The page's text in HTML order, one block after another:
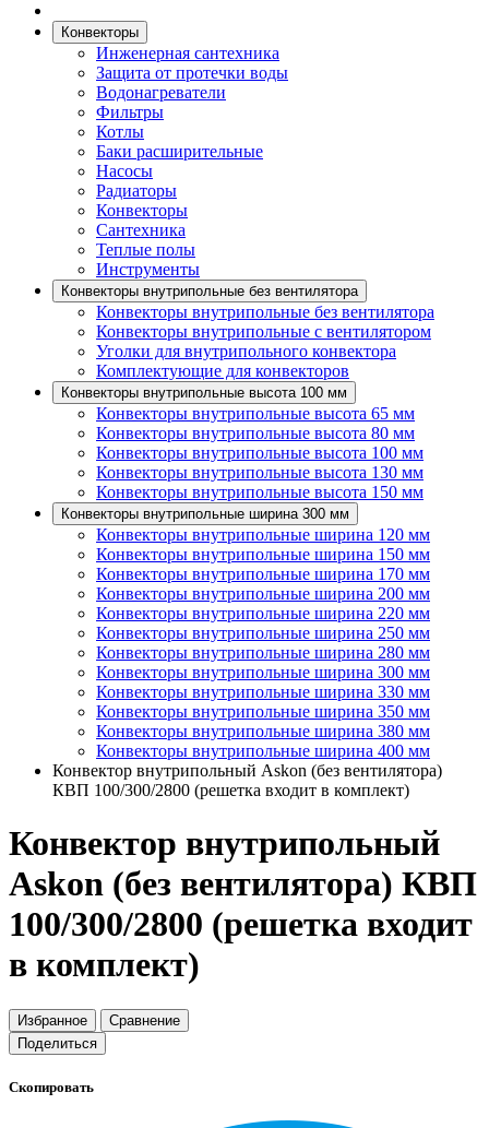
Конвекторы
Инженерная сантехника
Защита от протечки воды
Водонагреватели
Фильтры
Котлы
Баки расширительные
Насосы
Радиаторы
Конвекторы
Сантехника
Теплые полы
Инструменты
Конвекторы внутрипольные без вентилятора
Конвекторы внутрипольные без вентилятора
Конвекторы внутрипольные с вентилятором
Уголки для внутрипольного конвектора
Комплектующие для конвекторов
Конвекторы внутрипольные высота 100 мм
Конвекторы внутрипольные высота 65 мм
Конвекторы внутрипольные высота 80 мм
Конвекторы внутрипольные высота 100 мм
Конвекторы внутрипольные высота 130 мм
Конвекторы внутрипольные высота 150 мм
Конвекторы внутрипольные ширина 300 мм
Конвекторы внутрипольные ширина 120 мм
Конвекторы внутрипольные ширина 150 мм
Конвекторы внутрипольные ширина 170 мм
Конвекторы внутрипольные ширина 200 мм
Конвекторы внутрипольные ширина 220 мм
Конвекторы внутрипольные ширина 250 мм
Конвекторы внутрипольные ширина 280 мм
Конвекторы внутрипольные ширина 300 мм
Конвекторы внутрипольные ширина 330 мм
Конвекторы внутрипольные ширина 350 мм
Конвекторы внутрипольные ширина 380 мм
Конвекторы внутрипольные ширина 400 мм
Конвектор внутрипольный Askon (без вентилятора)
КВП 100/300/2800 (решетка входит в комплект)
Конвектор внутрипольный
Askon (без вентилятора) КВП
100/300/2800 (решетка входит
в комплект)
Избранное
Сравнение
Поделиться
Скопировать